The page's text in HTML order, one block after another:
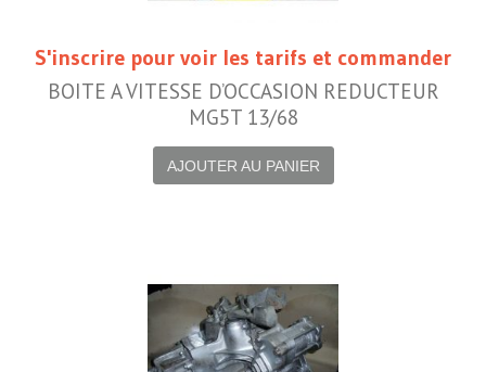
S'inscrire pour voir les tarifs et commander
BOITE A VITESSE D’OCCASION REDUCTEUR
MG5T 13/68
AJOUTER AU PANIER